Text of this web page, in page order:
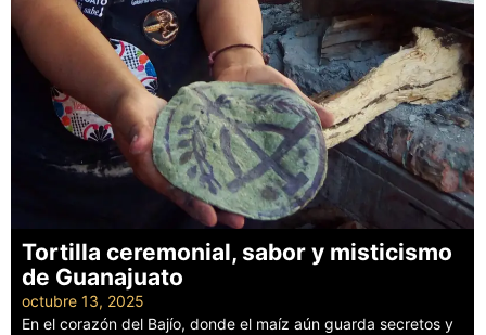
Tortilla ceremonial, sabor y misticismo
de Guanajuato
octubre 13, 2025
En el corazón del Bajío, donde el maíz aún guarda secretos y